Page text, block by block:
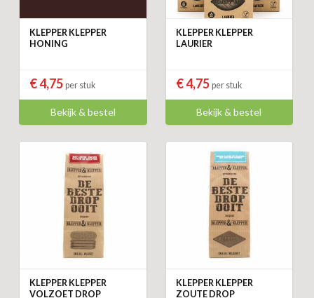
KLEPPER KLEPPER
HONING
€ 4,75 per stuk
Bekijk & bestel
KLEPPER KLEPPER
LAURIER
€ 4,75 per stuk
Bekijk & bestel
KLEPPER KLEPPER
VOLZOET DROP
KLEPPER KLEPPER
ZOUTE DROP